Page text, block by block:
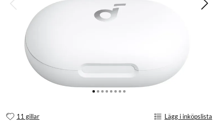
11 gillar Lägg i inköpslista